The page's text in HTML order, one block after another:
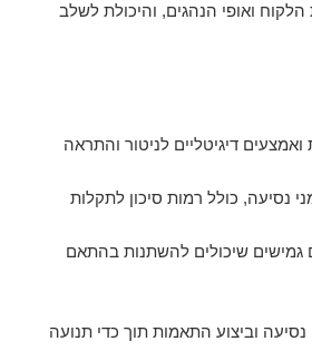
ואופי הנהגים, והיכולת לשלב
דיגיטליים לניטור והתראה
נסיעה, כולל רמות סיכון לתקלות
גמישים שיכולים להשתנות בהתאם
נסיעה וביצוע התאמות תוך כדי תנועה